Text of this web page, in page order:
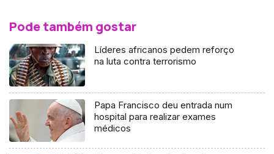
Pode também gostar
Líderes africanos pedem reforço
na luta contra terrorismo
Papa Francisco deu entrada num
hospital para realizar exames
médicos